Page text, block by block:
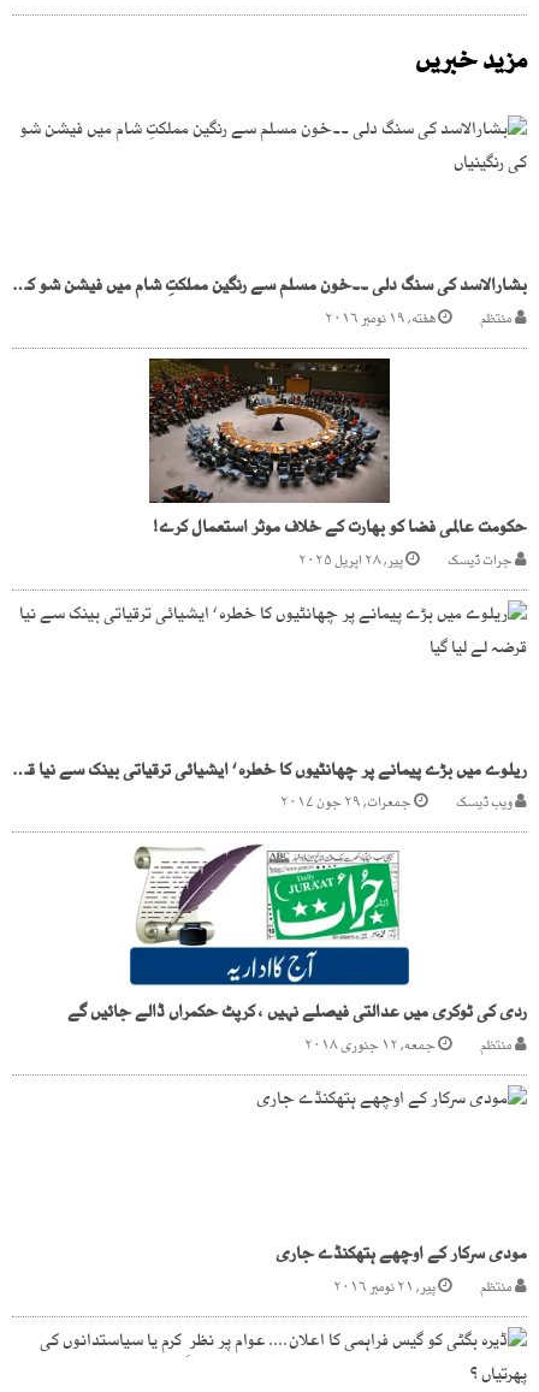
مزید خبریں
بشارالاسد کی سنگ دلی ۔۔خون مسلم سے رنگین مملکتِ شام میں فیشن شو کی رنگینیاں
منتظم هفته, ۱۹ نومبر ۲۰۱۶
حکومت عالمی فضا کو بھارت کے خلاف موثر استعمال کرے!
جرات ڈیسک پیر, ۲۸ اپریل ۲۰۲۵
ریلوے میں بڑے پیمانے پر چھانٹیوں کا خطرہ ‘ ایشیائی ترقیاتی بینک سے نیا قرضہ لے لیا گیا
ویب ڈیسک جمعرات, ۲۹ جون ۲۰۱۷
ردی کی ٹوکری میں عدالتی فیصلے نہیں ، کرپٹ حکمراں ڈالے جائیں گے
منتظم جمعه, ۱۲ جنوری ۲۰۱۸
مودی سرکار کے اوچھے ہتھکنڈے جاری
منتظم پیر, ۲۱ نومبر ۲۰۱۶